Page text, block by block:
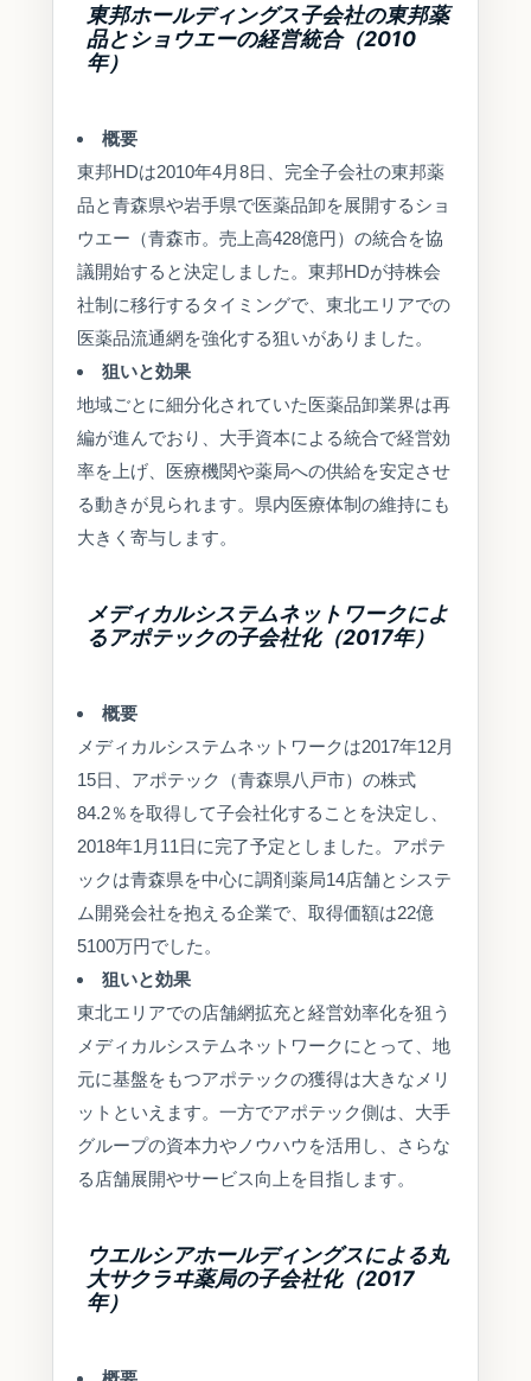
東邦ホールディングス子会社の東邦薬
品とショウエーの経営統合（2010
年）
概要
東邦HDは2010年4月8日、完全子会社の東邦薬
品と青森県や岩手県で医薬品卸を展開するショ
ウエー（青森市。売上高428億円）の統合を協
議開始すると決定しました。東邦HDが持株会
社制に移行するタイミングで、東北エリアでの
医薬品流通網を強化する狙いがありました。
狙いと効果
地域ごとに細分化されていた医薬品卸業界は再
編が進んでおり、大手資本による統合で経営効
率を上げ、医療機関や薬局への供給を安定させ
る動きが見られます。県内医療体制の維持にも
大きく寄与します。
メディカルシステムネットワークによ
るアポテックの子会社化（2017年）
概要
メディカルシステムネットワークは2017年12月
15日、アポテック（青森県八戸市）の株式
84.2％を取得して子会社化することを決定し、
2018年1月11日に完了予定としました。アポテ
ックは青森県を中心に調剤薬局14店舗とシステ
ム開発会社を抱える企業で、取得価額は22億
5100万円でした。
狙いと効果
東北エリアでの店舗網拡充と経営効率化を狙う
メディカルシステムネットワークにとって、地
元に基盤をもつアポテックの獲得は大きなメリ
ットといえます。一方でアポテック側は、大手
グループの資本力やノウハウを活用し、さらな
る店舗展開やサービス向上を目指します。
ウエルシアホールディングスによる丸
大サクラヰ薬局の子会社化（2017
年）